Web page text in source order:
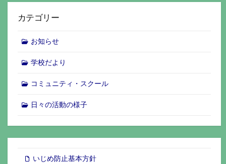
カテゴリー
お知らせ
学校だより
コミュニティ・スクール
日々の活動の様子
いじめ防止基本方針